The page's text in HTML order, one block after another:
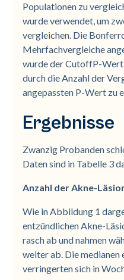
Populationen zu
wurde verwendet, um
vergleichen. Die
Mehrfachvergleiche
wurde der CutoffP-
durch die Anzahl der
angepassten P-Wert zu
Ergebnisse
Zwanzig Probanden
Daten sind in Tabelle 3
Anzahl der Akne-
Wie in Abbildung 1
entzündlichen Akne-
rasch ab und nahmen
weiter ab. Die medianen
verringerten sich in